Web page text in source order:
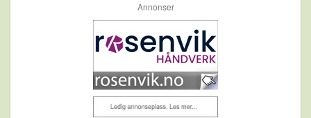
Annonser